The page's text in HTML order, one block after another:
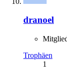
dranoel
Trophäen
1